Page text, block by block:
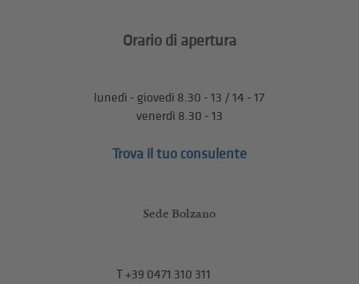
Orario di apertura
lunedì - giovedì 8.30 - 13 / 14 - 17
venerdì 8.30 - 13
Trova il tuo consulente
Sede Bolzano
T+39 0471 310 311